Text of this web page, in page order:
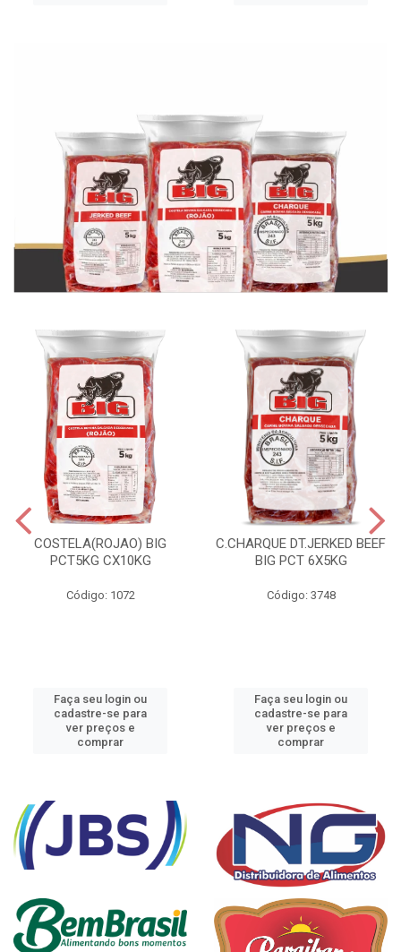
COSTELA(ROJAO) BIG
PCT5KG CX10KG
Código: 1072
Faça seu login ou
cadastre-se para
ver preços e
comprar
C.CHARQUE DT.JERKED BEEF
BIG PCT 6X5KG
Código: 3748
Faça seu login ou
cadastre-se para
ver preços e
comprar